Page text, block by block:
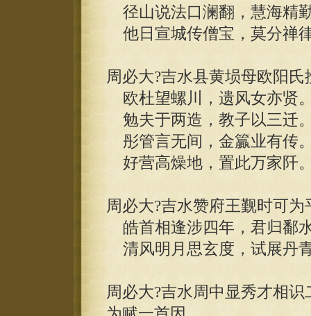
径山说法口澜翻，慧海精
他日宣城传僧宝，莫分禅
周必大?吉水县黄埙母欧阳氏
欧杜望螺川，遗风女亦贤
勉夫于两造，教子以三迁
彤管言无间，金籯业有传
好营高燥地，置此万家阡
周必大?吉水赞府王觐时可
皓首相逢涉四年，君归鄱
清风明月思玄度，试展丹
周必大?吉水周中显秀才相